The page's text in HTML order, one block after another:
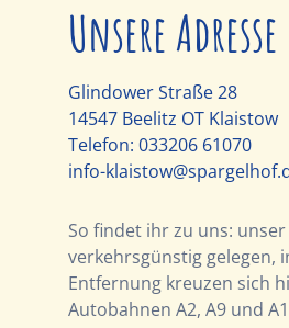
Unsere Adresse
Glindower Straße 28
14547 Beelitz OT Klaistow
Telefon: 033206 61070
info-
So findet ihr zu uns:
verkehrsgünstig gelegen,
Entfernung kreuzen sich
Autobahnen A2, A9 und